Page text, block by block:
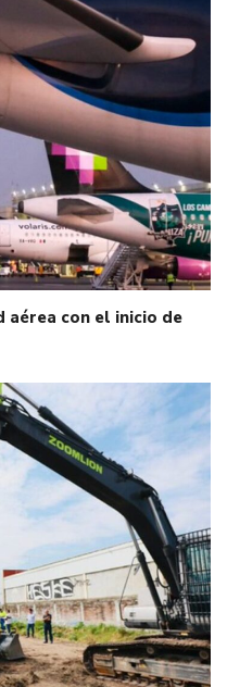
aérea con el inicio de